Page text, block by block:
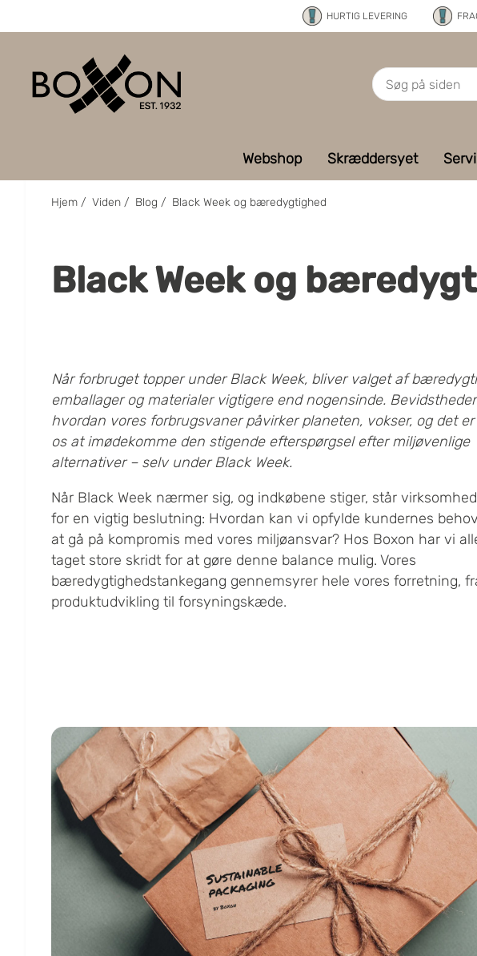
HURTIG LEVERING
Webshop Skræddersyet
Hjem / Viden / Blog / Black Week og bæredygtighed
Black Week og
Når forbruget topper under Black Week, bliver valget af
emballager og materialer vigtigere end nogensinde.
hvordan vores forbrugsvaner påvirker planeten, vokser, og det
os at imødekomme den stigende efterspørgsel efter miljøvenlige
alternativer – selv under Black Week.
Når Black Week nærmer sig, og indkøbene stiger, står
for en vigtig beslutning: Hvordan kan vi opfylde kundernes
at gå på kompromis med vores miljøansvar? Hos Boxon har vi
taget store skridt for at gøre denne balance mulig. Vores
bæredygtighedstankegang gennemsyrer hele vores forretning,
produktudvikling til forsyningskæde.